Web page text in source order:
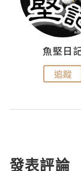
魚堅日
追蹤
發表評論